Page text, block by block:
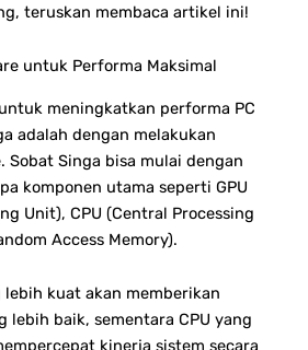
teruskan membaca artikel ini!
untuk Performa Maksimal
meningkatkan performa PC
adalah dengan melakukan
Sobat Singa bisa mulai dengan
komponen utama seperti GPU
Unit), CPU (Central Processing
Access Memory).
lebih kuat akan memberikan
lebih baik, sementara CPU yang
kinerja sistem secara